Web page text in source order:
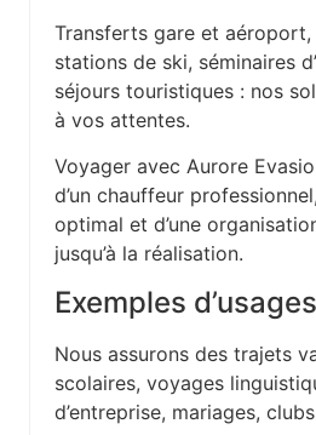
Transferts gare et
stations de ski, séminaires
séjours touristiques : nos
à vos attentes.
Voyager avec Aurore
d’un chauffeur
optimal et d’une
jusqu’à la réalisation.
Exemples d’usages
Nous assurons des trajets
scolaires, voyages
d’entreprise, mariages,